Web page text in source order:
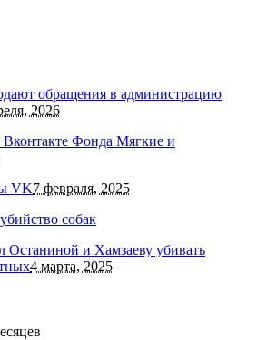
обращения в администрацию
2026
VK7 февраля, 2025
Останиной и Хамзаеву убивать
4 марта, 2025